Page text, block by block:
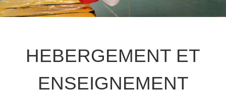
HEBERGEMENT ET
ENSEIGNEMENT